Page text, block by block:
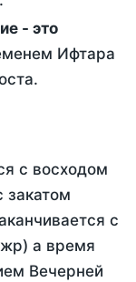
Ифтара
с восходом
закатом
с
а время
Вечерней